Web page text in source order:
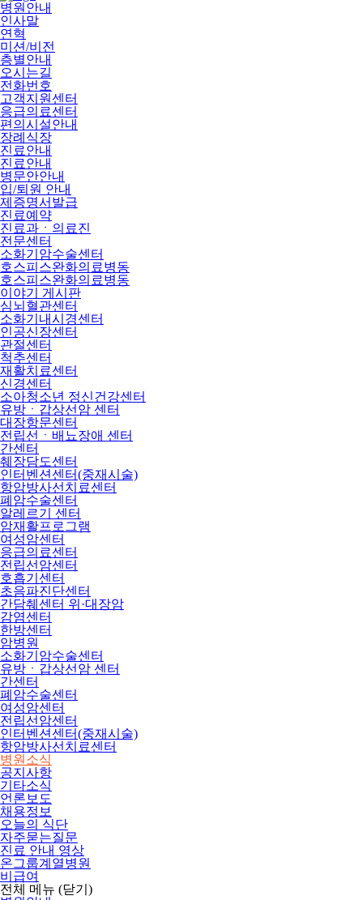
병원안내
인사말
연혁
미션/비전
층별안내
오시는길
전화번호
고객지원센터
응급의료센터
편의시설안내
장례식장
진료안내
진료안내
병문안안내
입/퇴원 안내
제증명서발급
진료예약
진료과ㆍ의료진
전문센터
소화기암수술센터
호스피스완화의료병동
호스피스완화의료병동
이야기 게시판
심뇌혈관센터
소화기내시경센터
인공신장센터
관절센터
척추센터
재활치료센터
신경센터
소아청소년 정신건강센터
유방ㆍ갑상선암 센터
대장항문센터
전립선ㆍ배뇨장애 센터
간센터
췌장담도센터
인터벤션센터(중재시술)
항암방사선치료센터
폐암수술센터
알레르기 센터
암재활프로그램
여성암센터
응급의료센터
전립선암센터
호흡기센터
초음파진단센터
간담췌센터 위·대장암
감염센터
한방센터
암병원
소화기암수술센터
유방ㆍ갑상선암 센터
간센터
폐암수술센터
여성암센터
전립선암센터
인터벤션센터(중재시술)
항암방사선치료센터
병원소식
공지사항
기타소식
언론보도
채용정보
오늘의 식단
자주묻는질문
진료 안내 영상
온그룹계열병원
비급여
전체 메뉴 (닫기)